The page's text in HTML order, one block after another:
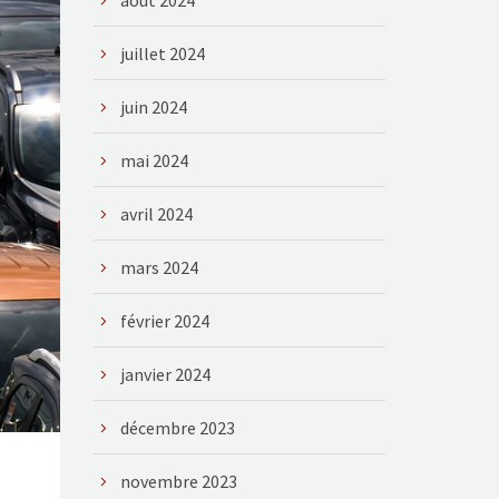
juillet 2024
juin 2024
mai 2024
avril 2024
mars 2024
février 2024
janvier 2024
décembre 2023
novembre 2023